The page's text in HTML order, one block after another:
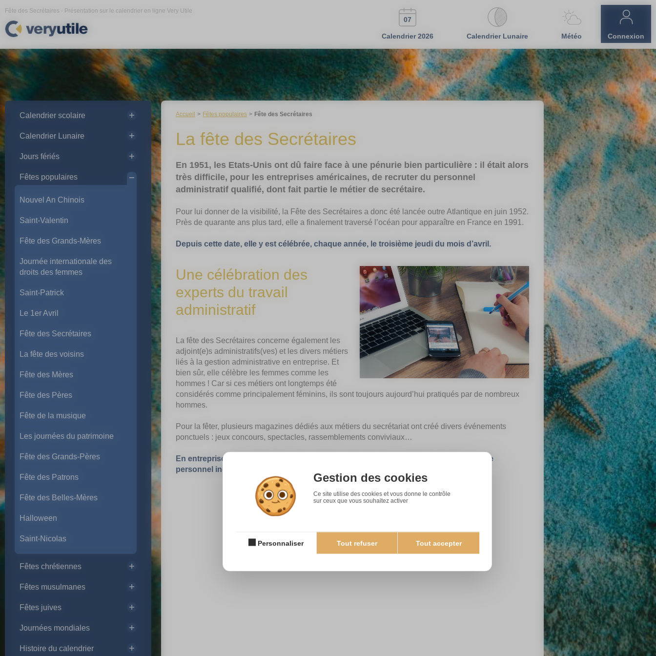
Fête des Secrétaires - Présentation sur le calendrier en ligne Very Utile
07
Calendrier 2026 Calendrier Lunaire Météo Connexion
Accueil Fêtes populaires Fête des Secrétaires
La fête des Secrétaires
En 1951, les Etats-Unis ont dû faire face à une pénurie bien particulière : il était alors
très difficile, pour les entreprises américaines, de recruter du personnel
administratif qualifié, dont fait partie le métier de secrétaire.
Pour lui donner de la visibilité, la Fête des Secrétaires a donc été lancée outre Atlantique en juin 1952.
Près de quarante ans plus tard, elle a finalement traversé l’océan pour apparaître en France en 1991.
Depuis cette date, elle y est célébrée, chaque année, le troisième jeudi du mois d’avril.
Une célébration des
experts du travail
administratif
La fête des Secrétaires concerne également les
adjoint(e)s administratifs(ves) et les divers métiers
liés à la gestion administrative en entreprise. Et
bien sûr, elle célèbre les femmes comme les
hommes ! Car si ces métiers ont longtemps été
considérés comme principalement féminins, ils sont toujours aujourd’hui pratiqués par de nombreux
hommes.
Pour la fêter, plusieurs magazines dédiés aux métiers du secrétariat ont créé divers événements
ponctuels : jeux concours, spectacles, rassemblements conviviaux…
En entreprise, la fête des Secrétaires est l’occasion de multiplier les attentions pour ce
personnel indispensable au fonctionnement de nombreuses structures !
Calendrier scolaire
Calendrier Lunaire
Jours fériés
Fêtes populaires
Nouvel An Chinois
Saint-Valentin
Fête des Grands-Mères
Journée internationale des
droits des femmes
Saint-Patrick
Le 1er Avril
Fête des Secrétaires
La fête des voisins
Fête des Mères
Fête des Pères
Fête de la musique
Les journées du patrimoine
Fête des Grands-Pères
Fête des Patrons
Fête des Belles-Mères
Halloween
Saint-Nicolas
Fêtes chrétiennes
Fêtes musulmanes
Fêtes juives
Journées mondiales
Histoire du calendrier
Gestion des cookies
Ce site utilise des cookies et vous donne le contrôle
sur ceux que vous souhaitez activer
Tout accepter
Tout refuser
Personnaliser